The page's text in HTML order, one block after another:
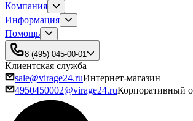
Компания
Информация
Помощь
8 (495) 045-00-01
Клиентская служба
sale@virage24.ruИнтернет-магазин
4950450002@virage24.ruКорпоративный